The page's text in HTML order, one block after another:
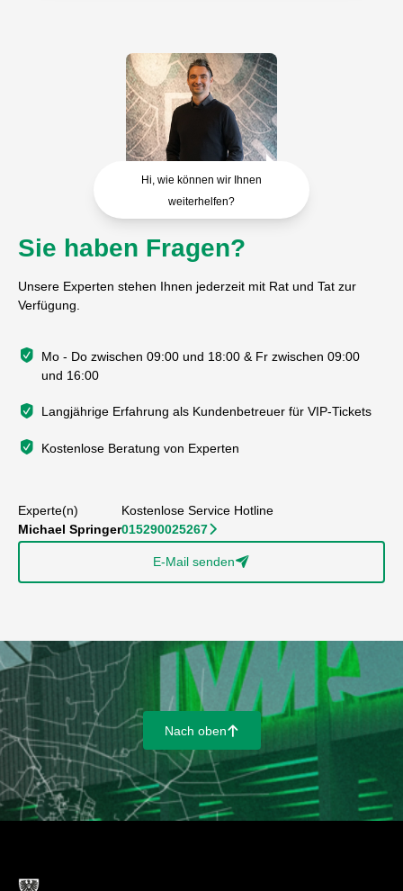
Hi, wie können wir Ihnen
weiterhelfen?
Sie haben Fragen?
Unsere Experten stehen Ihnen jederzeit mit Rat und Tat zur
Verfügung.
Mo - Do zwischen 09:00 und 18:00 & Fr zwischen 09:00
und 16:00
Langjährige Erfahrung als Kundenbetreuer für VIP-Tickets
Kostenlose Beratung von Experten
Experte(n)
Michael Springer
Kostenlose Service Hotline
015290025267􀆊
E-Mail senden􀈠
Nach oben􀄨